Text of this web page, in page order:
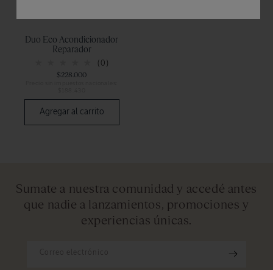
Duo Eco Acondicionador
Reparador
(0)
$228.000
Agregar al carrito
Sumate a nuestra comunidad y accedé antes
que nadie a lanzamientos, promociones y
experiencias únicas.
Correo electrónico